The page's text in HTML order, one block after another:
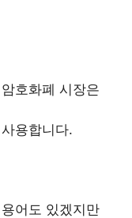
호화폐 시장은
용합니다.
어도 있겠지만